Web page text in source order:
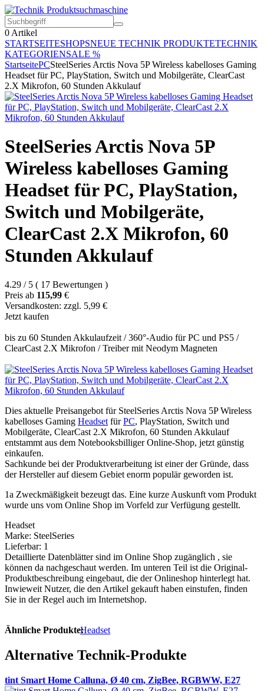
0 Artikel
STARTSEITESHOPSNEUE TECHNIK PRODUKTETECHNIK
KATEGORIENSALE %
StartseitePCSteelSeries Arctis Nova 5P Wireless kabelloses Gaming
Headset für PC, PlayStation, Switch und Mobilgeräte, ClearCast
2.X Mikrofon, 60 Stunden Akkulauf
SteelSeries Arctis Nova 5P
Wireless kabelloses Gaming
Headset für PC, PlayStation,
Switch und Mobilgeräte,
ClearCast 2.X Mikrofon, 60
Stunden Akkulauf
4.29 / 5 ( 17 Bewertungen )
Preis ab 115,99 €
Versandkosten: zzgl. 5,99 €
Jetzt kaufen
bis zu 60 Stunden Akkulaufzeit / 360°-Audio für PC und PS5 /
ClearCast 2.X Mikrofon / Treiber mit Neodym Magneten
Dies aktuelle Preisangebot für SteelSeries Arctis Nova 5P Wireless
kabelloses Gaming Headset fürPC, PlayStation, Switch und
Mobilgeräte, ClearCast 2.X Mikrofon, 60 Stunden Akkulauf
entstammt aus dem Notebooksbilliger Online-Shop, jetzt günstig
einkaufen.
Sachkunde bei der Produktverarbeitung ist einer der Gründe, dass
der Hersteller auf diesem Gebiet enorm populär geworden ist.
1a Zweckmäßigkeit bezeugt das. Eine kurze Auskunft vom Produkt
wurde uns vom Online Shop im Vorfeld zur Verfügung gestellt.
Headset
Marke: SteelSeries
Lieferbar: 1
Detaillierte Datenblätter sind im Online Shop zugänglich , sie
können da nachgeschaut werden. Im unteren Teil ist die Original-
Produktbeschreibung eingebaut, die der Onlineshop hinterlegt hat.
Inwieweit Nutzer, die den Artikel gekauft haben einstufen, finden
Sie in der Regel auch im Internetshop.
Ähnliche Produkte:Headset
Alternative Technik-Produkte
tint Smart Home Calluna, Ø 40 cm, ZigBee, RGBWW, E27